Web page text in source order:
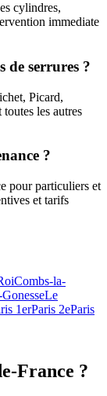
cylindres,
immediate
de serrures ?
Picard,
les autres
?
pour particuliers et
et tarifs
Combs-la-
Le
1erParis 2eParis
France ?